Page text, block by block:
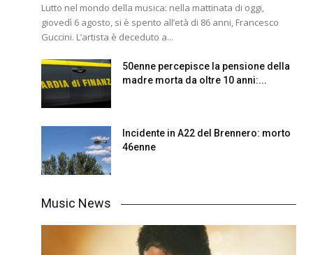
Lutto nel mondo della musica: nella mattinata di oggi,
giovedì 6 agosto, si è spento all’età di 86 anni, Francesco
Guccini. L’artista è deceduto a...
50enne percepisce la pensione della
madre morta da oltre 10 anni:...
Incidente in A22 del Brennero: morto
46enne
Music News